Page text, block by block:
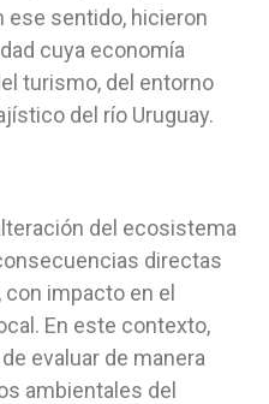
ese sentido, hicieron
cuya economía
turismo, del entorno
del río Uruguay.
del ecosistema
directas
impacto en el
En este contexto,
evaluar de manera
ambientales del